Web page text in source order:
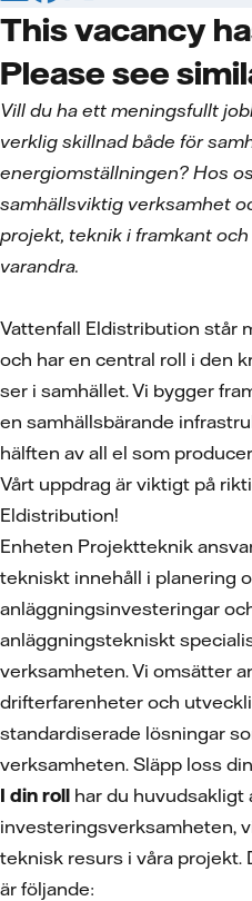
This vacancy
Please see
Vill du ha ett meningsfullt
verklig skillnad både för
energiomställningen? Hos
samhällsviktig verksamhet
projekt, teknik i framkant
varandra.
Vattenfall Eldistribution står
och har en central roll i den
ser i samhället. Vi bygger
en samhällsbärande
hälften av all el som
Vårt uppdrag är viktigt på
Eldistribution!
Enheten Projektteknik
tekniskt innehåll i planering
anläggningsinvesteringar
anläggningstekniskt
verksamheten. Vi omsätter
drifterfarenheter och
standardiserade lösningar
verksamheten. Släpp loss
I din roll har du huvudsakligt
investeringsverksamheten,
teknisk resurs i våra
är följande: